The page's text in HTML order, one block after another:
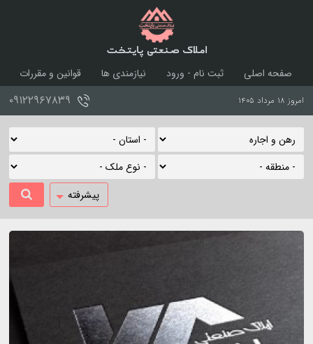
املاک صنعتی پایتخت
صفحه اصلی ثبت نام - ورود نیازمندی ها
قوانین و مقررات
امروز ۱۸ مرداد ۱۴۰۵ ۰۹۱۲۲۹۶۷۸۳۹
پیشرفته